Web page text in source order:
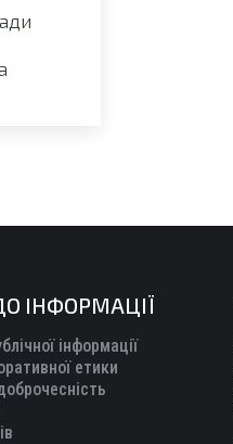
ІНФОРМАЦІЇ
інформації
етики